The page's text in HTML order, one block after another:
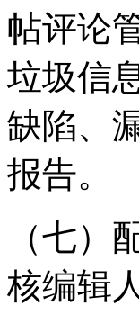
帖评论
垃圾信
缺陷、
报告。
（七）
核编辑